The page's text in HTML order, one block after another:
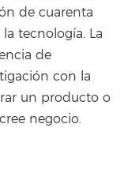
de cuarenta
tecnología. La
de
con la
un producto o
negocio.